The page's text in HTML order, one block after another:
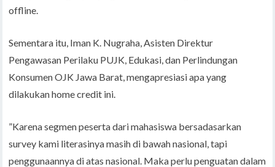
offline.
Sementara itu, Iman K. Nugraha, Asisten Direktur
Pengawasan Perilaku PUJK, Edukasi, dan Perlindungan
Konsumen OJK Jawa Barat, mengapresiasi apa yang
dilakukan home credit ini.
”Karena segmen peserta dari mahasiswa bersadasarkan
survey kami literasinya masih di bawah nasional, tapi
penggunaannya di atas nasional. Maka perlu penguatan dalam